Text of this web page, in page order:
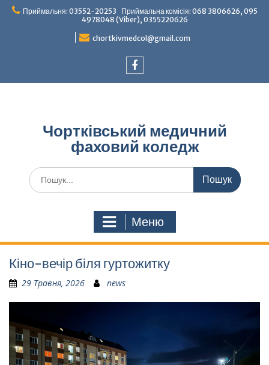
ПерейтиПриймальня: 03552-20253 Приймальна комісія: 068 3806626, 095
4978048 (Viber), 0355220626
chortkivmedcol@gmail.com
Чортківський медичний
фаховий коледж
Шукати:
Меню
Кіно-вечір біля гуртожитку
29 Травня, 2026 news